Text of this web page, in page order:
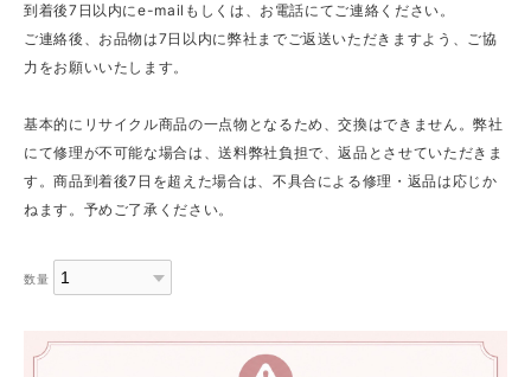
到着後7日以内にe-mailもしくは、お電話にてご連絡ください。
ご連絡後、お品物は7日以内に弊社までご返送いただきますよう、ご協
力をお願いいたします。
基本的にリサイクル商品の一点物となるため、交換はできません。弊社
にて修理が不可能な場合は、送料弊社負担で、返品とさせていただきま
す。商品到着後7日を超えた場合は、不具合による修理・返品は応じか
ねます。予めご了承ください。
数量